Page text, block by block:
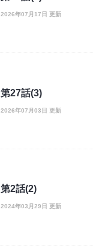
2026年07月17日 更新
第27話(3)
2026年07月03日 更新
第2話(2)
2024年03月29日 更新